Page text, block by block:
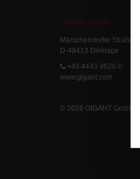
GIGANT GmbH
Märschendorfer Straße 42
D-49413 Dinklage
+49 4443 9620-0
www.gigant.com
© 2026 GIGANT GmbH